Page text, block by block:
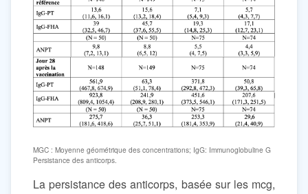
MGC : Moyenne géométrique des concentrations; IgG: Immunoglobuline G
Persistance des anticorps.
La persistance des anticorps, basée sur les mcg,